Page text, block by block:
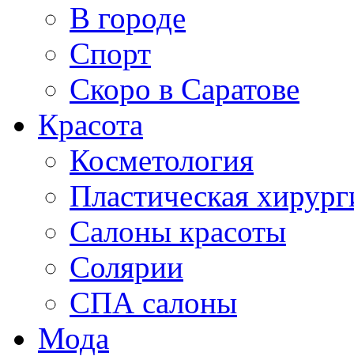
В городе
Спорт
Скоро в Саратове
Красота
Косметология
Пластическая
Салоны красоты
Солярии
СПА салоны
Мода